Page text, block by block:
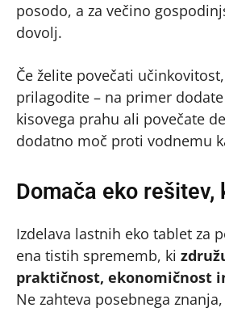
posodo, a za večino
dovolj.
Če želite povečati
prilagodite – na primer
kisovega prahu ali povečate
dodatno moč proti vodnemu
Domača eko rešitev,
Izdelava lastnih eko tablet za
ena tistih sprememb, ki
praktičnost, ekonomičnost
Ne zahteva posebnega